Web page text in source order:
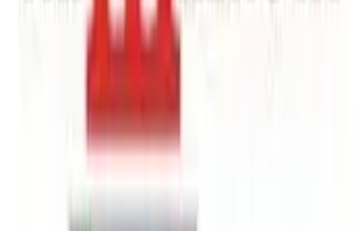
Steinackerstrasse 55, 8302 Kloten
Tri Renova est une entreprise de construction située à
Kloten, au 64 Schaffhauserstrasse. Spécialisée dans les
travaux de plâtrage, elle offre un larg...